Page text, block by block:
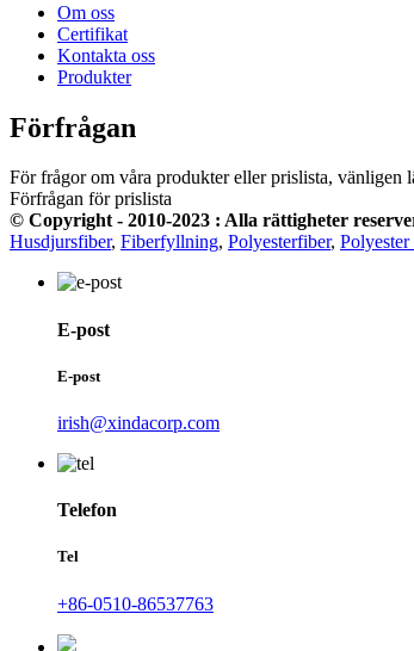
Om oss
Certifikat
Kontakta oss
Produkter
Förfrågan
För frågor om våra produkter eller prislista, vänligen
Förfrågan för prislista
© Copyright - 2010-2023 : Alla rättigheter
Husdjursfiber, Fiberfyllning, Polyesterfiber,
E-post
E-post
irish@xindacorp.com
Telefon
Tel
+86-0510-86537763